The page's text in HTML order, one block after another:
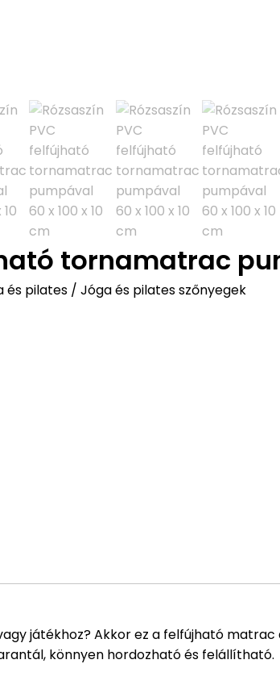
tornamatrac
és pilates/ Jóga és pilates szőnyegek
játékhoz? Akkor ez a felfújható
könnyen hordozható és felállítható.